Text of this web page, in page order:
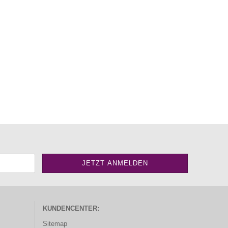
KUNDENCENTER:
Sitemap